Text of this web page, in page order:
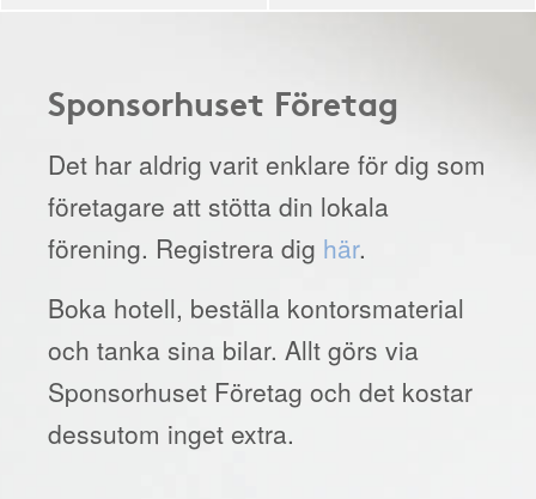
Sponsorhuset Företag
Det har aldrig varit enklare för dig som
företagare att stötta din lokala
förening. Registrera dig här.
Boka hotell, beställa kontorsmaterial
och tanka sina bilar. Allt görs via
Sponsorhuset Företag och det kostar
dessutom inget extra.